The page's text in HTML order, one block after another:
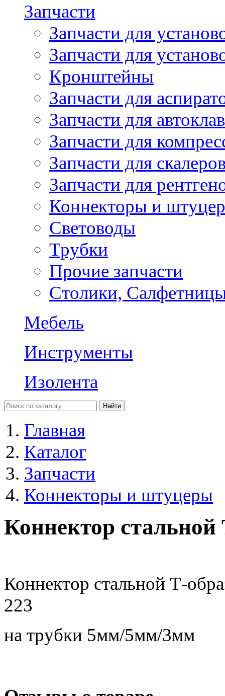
Запчасти
Запчасти для
Запчасти для
Кронштейны
Запчасти для
Запчасти для
Запчасти для
Запчасти для
Запчасти для
Коннекторы и
Световоды
Трубки
Прочие запчасти
Столики,
Мебель
Инструменты
Изолента
Главная
Каталог
Запчасти
Коннекторы и штуцеры
Коннектор
Коннектор стальной Т-
223
на трубки 5мм/5мм/3мм